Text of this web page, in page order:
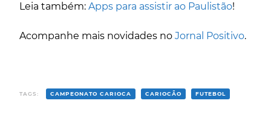
Leia também: Apps para assistir ao Paulistão!
Acompanhe mais novidades no Jornal Positivo.
TAGS: CAMPEONATO CARIOCA CARIOCÃO FUTEBOL